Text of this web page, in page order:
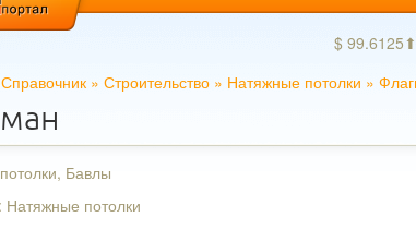
$ 99.6125⬆
Справочник » Строительство » Натяжные потолки »
Бавлы
Натяжные потолки